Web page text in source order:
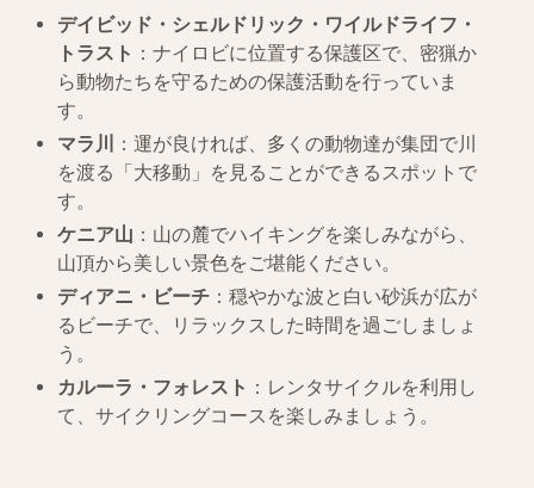
デイビッド・シェルドリック・ワイルドライフ・
トラスト ：ナイロビに位置する保護区で、密猟か
ら動物たちを守るための保護活動を行っていま
す。
マラ川
：運が良ければ、多くの動物達が集団で川
を渡る「大移動」を見ることができるスポットで
す。
ケニア山 ：山の麓でハイキングを楽しみながら、
山頂から美しい景色をご堪能ください。
ディアニ・ビーチ ：穏やかな波と白い砂浜が広が
るビーチで、リラックスした時間を過ごしましょ
う。
カルーラ・フォレスト ：レンタサイクルを利用し
て、サイクリングコースを楽しみましょう。